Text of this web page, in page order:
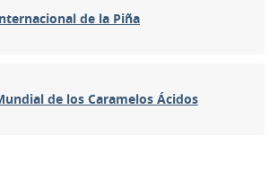
de la Piña
de los Caramelos Ácidos